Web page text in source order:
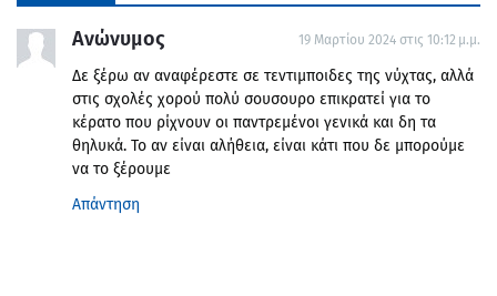
Ανώνυμος 19 Μαρτίου 2024 στις 10:12 μ.μ.
Δε ξέρω αν αναφέρεστε σε τεντιμποιδες της νύχτας, αλλά
στις σχολές χορού πολύ σουσουρο επικρατεί για το
κέρατο που ρίχνουν οι παντρεμένοι γενικά και δη τα
θηλυκά. Το αν είναι αλήθεια, είναι κάτι που δε μπορούμε
να το ξέρουμε
Απάντηση